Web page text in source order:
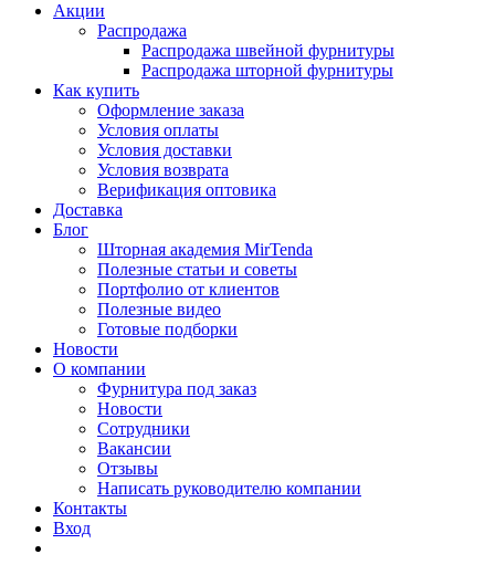
Акции
Распродажа
Распродажа швейной фурнитуры
Распродажа шторной фурнитуры
Как купить
Оформление заказа
Условия оплаты
Условия доставки
Условия возврата
Верификация оптовика
Доставка
Блог
Шторная академия MirTenda
Полезные статьи и советы
Портфолио от клиентов
Полезные видео
Готовые подборки
Новости
О компании
Фурнитура под заказ
Новости
Сотрудники
Вакансии
Отзывы
Написать руководителю компании
Контакты
Вход